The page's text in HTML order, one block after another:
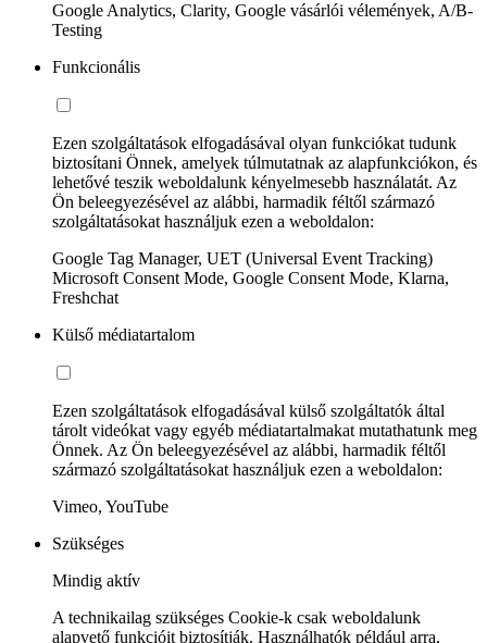
Google Analytics, Clarity, Google vásárlói vélemények, A/B-
Testing
Funkcionális
Ezen szolgáltatások elfogadásával olyan funkciókat tudunk
biztosítani Önnek, amelyek túlmutatnak az alapfunkciókon, és
lehetővé teszik weboldalunk kényelmesebb használatát. Az
Ön beleegyezésével az alábbi, harmadik féltől származó
szolgáltatásokat használjuk ezen a weboldalon:
Google Tag Manager, UET (Universal Event Tracking)
Microsoft Consent Mode, Google Consent Mode, Klarna,
Freshchat
Külső médiatartalom
Ezen szolgáltatások elfogadásával külső szolgáltatók által
tárolt videókat vagy egyéb médiatartalmakat mutathatunk meg
Önnek. Az Ön beleegyezésével az alábbi, harmadik féltől
származó szolgáltatásokat használjuk ezen a weboldalon:
Vimeo, YouTube
Szükséges
Mindig aktív
A technikailag szükséges Cookie-k csak weboldalunk
alapvető funkcióit biztosítják. Használhatók például arra,